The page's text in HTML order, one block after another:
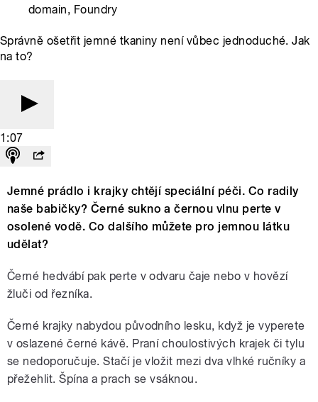
domain, Foundry
Správně ošetřit jemné tkaniny není vůbec jednoduché. Jak
na to?
1:07
Jemné prádlo i krajky chtějí speciální péči. Co radily
naše babičky? Černé sukno a černou vlnu perte v
osolené vodě. Co dalšího můžete pro jemnou látku
udělat?
Černé hedvábí pak perte v odvaru čaje nebo v hovězí
žluči od řezníka.
Černé krajky nabydou původního lesku, když je vyperete
v oslazené černé kávě. Praní choulostivých krajek či tylu
se nedoporučuje. Stačí je vložit mezi dva vlhké ručníky a
přežehlit. Špína a prach se vsáknou.